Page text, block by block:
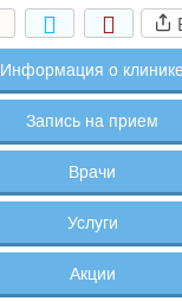
Информация о клинике
Запись на прием
Врачи
Услуги
Акции